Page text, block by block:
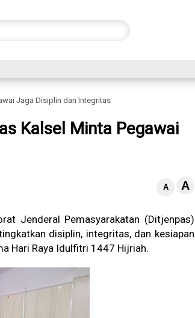
Jaga Disiplin dan Integritas
Kalsel Minta Pegawai
A A
Jenderal Pemasyarakatan (Ditjenpas)
disiplin, integritas, dan kesiapan
Hari Raya Idulfitri 1447 Hijriah.